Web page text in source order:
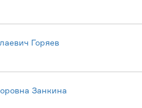
Горяев
Занкина